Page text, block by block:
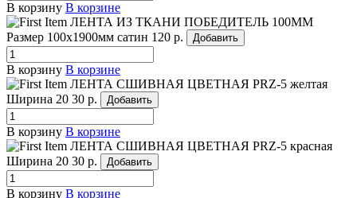
В корзину В корзине
ЛЕНТА ИЗ ТКАНИ ПОБЕДИТЕЛЬ 100ММ
Размер 100х1900мм сатин 120 р. Добавить
В корзину В корзине
ЛЕНТА СШИВНАЯ ЦВЕТНАЯ PRZ-5 желтая
Ширина 20 30 р. Добавить
В корзину В корзине
ЛЕНТА СШИВНАЯ ЦВЕТНАЯ PRZ-5 красная
Ширина 20 30 р. Добавить
В корзину В корзине